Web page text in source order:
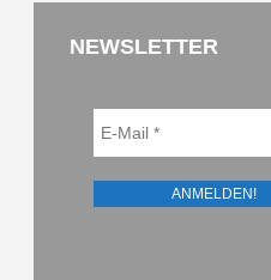
NEWSLETTER